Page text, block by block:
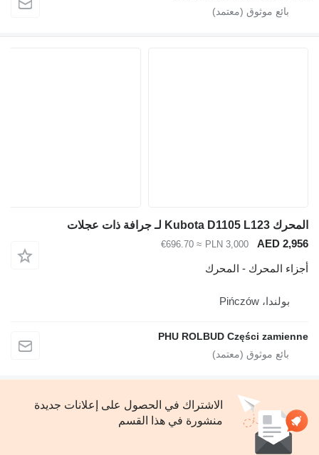
المحرك Kubota D1105 L123 لـ جرافة ذات عجلات
AED 2,956
PLN 3,000
≈ €696.70
أجزاء المحرك - المحرك
بولندا، Pińczów
PHU ROLBUD Części zamienne
الاشتراك في الحصول على إعلانات جديدة
منشورة في هذا القسم